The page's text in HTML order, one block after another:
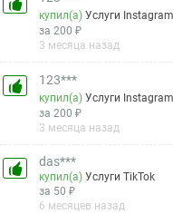
купил(а)Услуги Instagram
за 200 ₽
3 месяца назад
123***
купил(а)Услуги Instagram
за 200 ₽
3 месяца назад
das***
купил(а)Услуги TikTok
за 50 ₽
6 месяцев назад